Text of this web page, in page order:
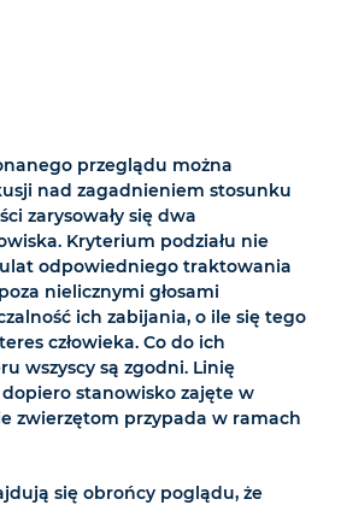
przeglądu można
nad zagadnieniem stosunku
zarysowały się dwa
Kryterium podziału nie
odpowiedniego traktowania
nielicznymi głosami
ich zabijania, o ile się tego
człowieka. Co do ich
wszyscy są zgodni. Linię
stanowisko zajęte w
zwierzętom przypada w ramach
się obrońcy poglądu, że